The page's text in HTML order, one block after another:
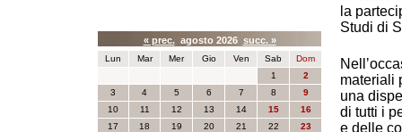
la
Studi di
materiali
una
di tutti i
e delle
« prec.agosto 2026 succ. »
Lun Mar Mer Gio Ven Sab
Dom
1
2
3
4 5 6 7 8
9
10
11 12 13 14 15
16
17
18 19 20 21 22
23